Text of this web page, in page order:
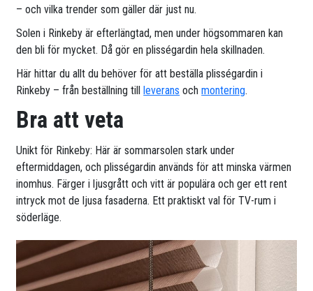
– och vilka trender som gäller där just nu.
Solen i Rinkeby är efterlängtad, men under högsommaren kan
den bli för mycket. Då gör en plisségardin hela skillnaden.
Här hittar du allt du behöver för att beställa plisségardin i
Rinkeby – från beställning tillleverans ochmontering.
Bra att veta
Unikt för Rinkeby: Här är sommarsolen stark under
eftermiddagen, och plisségardin används för att minska värmen
inomhus. Färger i ljusgrått och vitt är populära och ger ett rent
intryck mot de ljusa fasaderna. Ett praktiskt val för TV-rum i
söderläge.